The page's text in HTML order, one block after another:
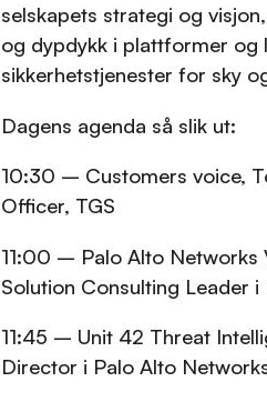
selskapets strategi og
og dypdykk i plattformer og
sikkerhetstjenester for sky
Dagens agenda så slik ut:
10:30 – Customers voice,
Officer, TGS
11:00 – Palo Alto Networks
Solution Consulting Leader
11:45 – Unit 42 Threat
Director i Palo Alto